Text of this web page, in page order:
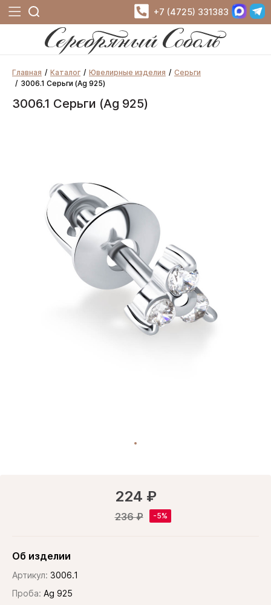
+7 (4725) 331383
Главная Каталог Ювелирные изделия
Серьги
3006.1 Серьги (Ag 925)
3006.1 Серьги (Ag 925)
224 ₽
236 ₽
Об изделии
Артикул: 3006.1
Проба: Ag 925